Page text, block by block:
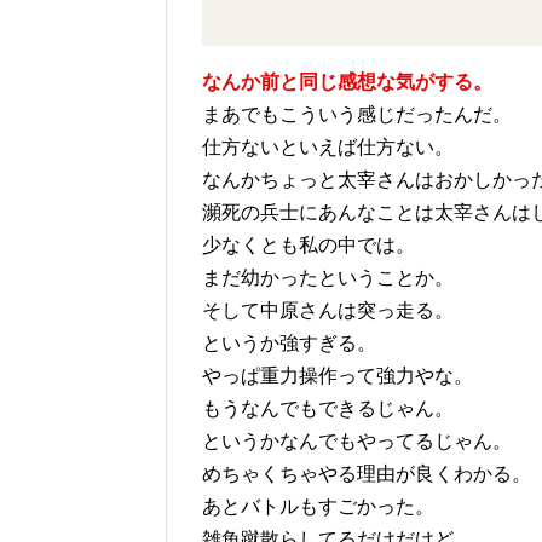
なんか前と同じ感想な気がする。
まあでもこういう感じだったんだ。
仕方ないといえば仕方ない。
なんかちょっと太宰さんはおかしかっ
瀕死の兵士にあんなことは太宰さんは
少なくとも私の中では。
まだ幼かったということか。
そして中原さんは突っ走る。
というか強すぎる。
やっぱ重力操作って強力やな。
もうなんでもできるじゃん。
というかなんでもやってるじゃん。
めちゃくちゃやる理由が良くわかる。
あとバトルもすごかった。